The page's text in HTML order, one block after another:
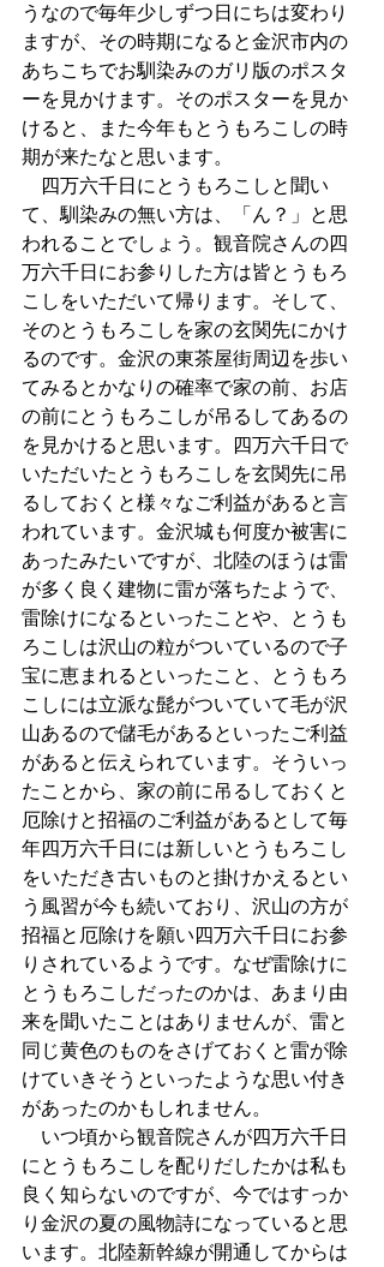
うなので毎年少しずつ日にちは変わり
ますが、その時期になると金沢市内の
あちこちでお馴染みのガリ版のポスタ
ーを見かけます。そのポスターを見か
けると、また今年もとうもろこしの時
期が来たなと思います。
四万六千日にとうもろこしと聞い
て、馴染みの無い方は、「ん？」と思
われることでしょう。観音院さんの四
万六千日にお参りした方は皆とうもろ
こしをいただいて帰ります。そして、
そのとうもろこしを家の玄関先にかけ
るのです。金沢の東茶屋街周辺を歩い
てみるとかなりの確率で家の前、お店
の前にとうもろこしが吊るしてあるの
を見かけると思います。四万六千日で
いただいたとうもろこしを玄関先に吊
るしておくと様々なご利益があると言
われています。金沢城も何度か被害に
あったみたいですが、北陸のほうは雷
が多く良く建物に雷が落ちたようで、
雷除けになるといったことや、とうも
ろこしは沢山の粒がついているので子
宝に恵まれるといったこと、とうもろ
こしには立派な髭がついていて毛が沢
山あるので儲毛があるといったご利益
があると伝えられています。そういっ
たことから、家の前に吊るしておくと
厄除けと招福のご利益があるとして毎
年四万六千日には新しいとうもろこし
をいただき古いものと掛けかえるとい
う風習が今も続いており、沢山の方が
招福と厄除けを願い四万六千日にお参
りされているようです。なぜ雷除けに
とうもろこしだったのかは、あまり由
来を聞いたことはありませんが、雷と
同じ黄色のものをさげておくと雷が除
けていきそうといったような思い付き
があったのかもしれません。
いつ頃から観音院さんが四万六千日
にとうもろこしを配りだしたかは私も
良く知らないのですが、今ではすっか
り金沢の夏の風物詩になっていると思
います。北陸新幹線が開通してからは